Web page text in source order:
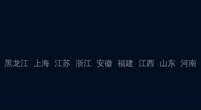
黑龙江 上海 江苏 浙江 安徽 福建 江西 山东 河南